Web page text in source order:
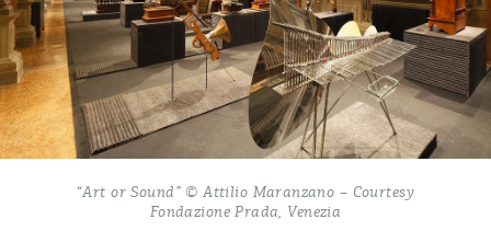
“Art or Sound” © Attilio Maranzano – Courtesy
Fondazione Prada, Venezia